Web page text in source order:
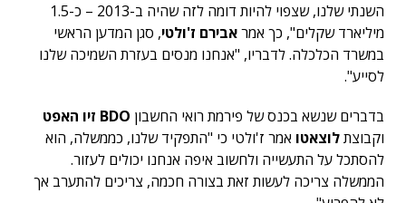
השנתי שלנו, שצפוי להיות דומה לזה שהיה ב-2013 – כ-1.5
מיליארד שקלים", כך אמראבירם ז'ולטי, סגן המדען הראשי
במשרד הכלכלה. לדבריו, "אנחנו מנסים בעזרת השמיכה שלנו
לסייע".
בדברים שנשא בכנס של פירמת רואי החשבון BDO זיו האפט
וקבוצתלוצאטו אמר ז'ולטי כי "התפקיד שלנו, כממשלה, הוא
להסתכל על התעשייה ולחשוב איפה אנחנו יכולים לעזור.
הממשלה צריכה לעשות זאת בצורה חכמה, צריכים להתערב אך